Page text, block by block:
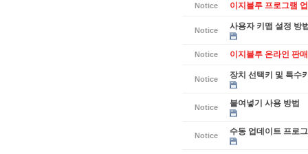
Notice 이지블루 프로그램
Notice 사용자 키맵 설정 방
Notice 이지블루 온라인 판
Notice 장치 선택키 및 특수
Notice 붙여넣기 사용 방법
Notice 수동 업데이트 프로